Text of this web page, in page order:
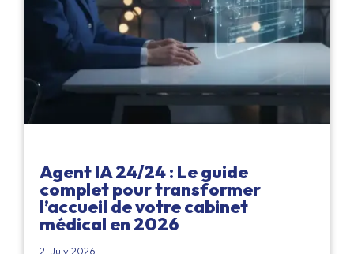
Agent IA 24/24 : Le guide
complet pour transformer
l’accueil de votre cabinet
médical en 2026
21 July 2026